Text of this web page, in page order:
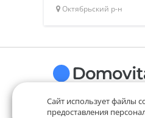
Октябрьский р-н
Сайт использует файлы
предоставления